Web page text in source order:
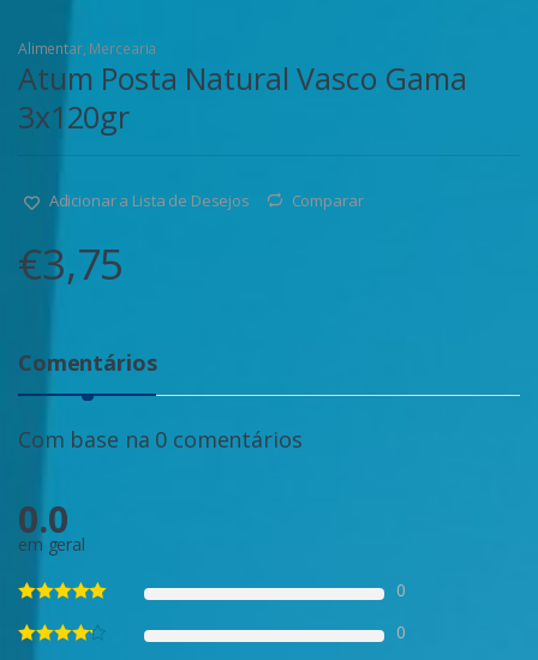
Alimentar, Mercearia
Atum Posta Natural Vasco Gama
3x120gr
Adicionar a Lista de Desejos Comparar
€3,75
Comentários
Com base na 0 comentários
0.0
em geral
0
0